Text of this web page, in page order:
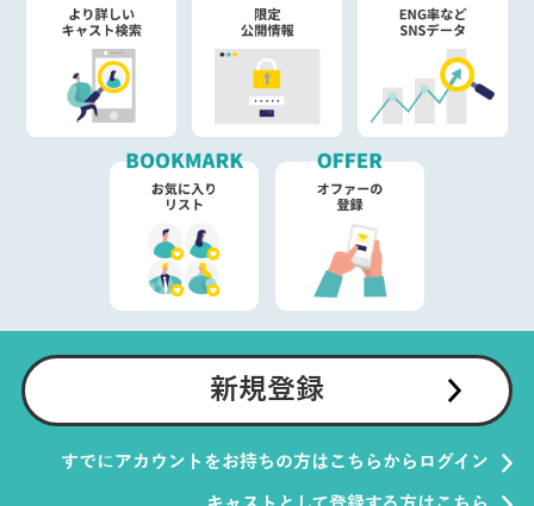
新規登録
すでにアカウントをお持ちの方はこちらからログイン